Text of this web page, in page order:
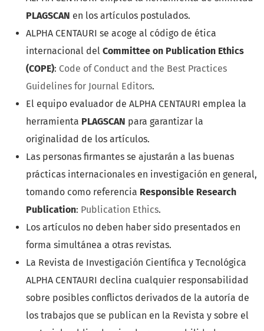
PLAGSCAN en los artículos postulados.
ALPHA CENTAURI se acoge al código de ética
internacional del Committee on Publication Ethics
(COPE): Code of Conduct and the Best Practices
Guidelines for Journal Editors.
El equipo evaluador de ALPHA CENTAURI emplea la
herramienta PLAGSCAN para garantizar la
originalidad de los artículos.
Las personas firmantes se ajustarán a las buenas
prácticas internacionales en investigación en general,
tomando como referencia Responsible Research
Publication: Publication Ethics.
Los artículos no deben haber sido presentados en
forma simultánea a otras revistas.
La Revista de Investigación Científica y Tecnológica
ALPHA CENTAURI declina cualquier responsabilidad
sobre posibles conflictos derivados de la autoría de
los trabajos que se publican en la Revista y sobre el